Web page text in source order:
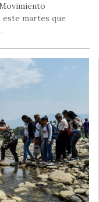
martes que